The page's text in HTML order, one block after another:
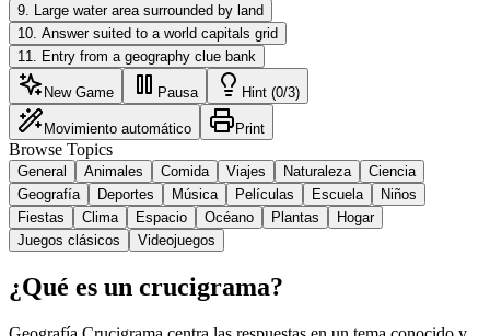
9 Large water area surrounded by land
10 Answer suited to a world capitals grid
11
Entry from a geography clue bank
New Game Pausa Hint (0/3)
Movimiento automático Print
Browse Topics
General Animales Comida Viajes Naturaleza
Ciencia
Geografía
Deportes Música Películas Escuela
Niños
Fiestas
Clima Espacio Océano Plantas
Hogar
Juegos clásicos
Videojuegos
¿Qué es un crucigrama?